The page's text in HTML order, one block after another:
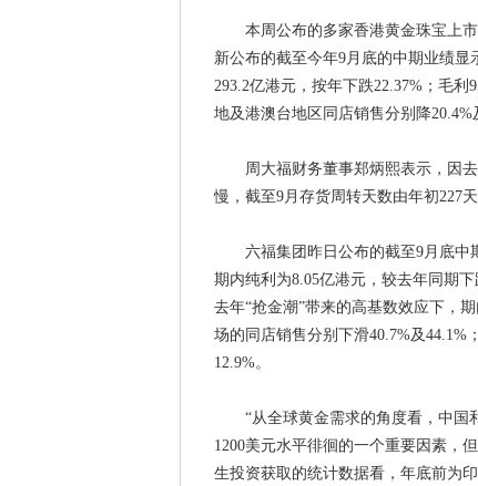
本周公布的多家香港黄金珠宝上市
新公布的截至今年9月底的中期业绩显
293.2亿港元，按年下跌22.37%；毛
地及港澳台地区同店销售分别降20.4%
周大福财务董事郑炳熙表示，因去
慢，截至9月存货周转天数由年初227天
六福集团昨日公布的截至9月底中期
期内纯利为8.05亿港元，较去年同期
去年“抢金潮”带来的高基数效应下，
场的同店销售分别下滑40.7%及
12.9%。
“从全球黄金需求的角度看，中国
1200美元水平徘徊的一个重要因素，
生投资获取的统计数据看，年底前为